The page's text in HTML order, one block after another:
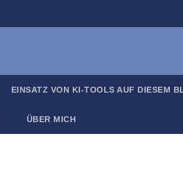
EIN­SATZ VON KI-TOOLS AUF DIE­SEM
ÜBER MICH